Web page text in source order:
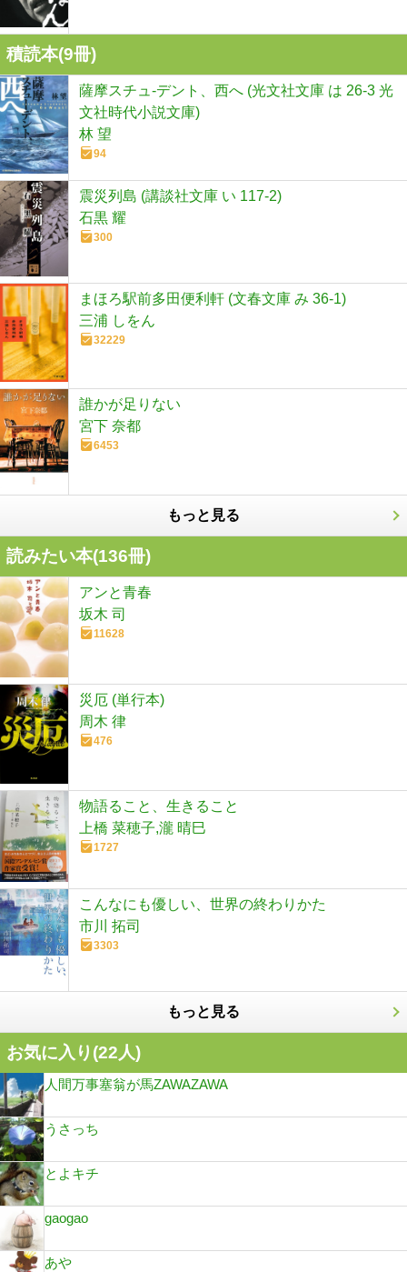
積読本(9冊)
薩摩スチュ-デント、西へ (光文社文庫 は 26-3 光
文社時代小説文庫)
林 望
94
震災列島 (講談社文庫 い 117-2)
石黒 耀
300
まほろ駅前多田便利軒 (文春文庫 み 36-1)
三浦 しをん
32229
誰かが足りない
宮下 奈都
6453
もっと見る
読みたい本(136冊)
アンと青春
坂木 司
11628
災厄 (単行本)
周木 律
476
物語ること、生きること
上橋 菜穂子,瀧 晴巳
1727
こんなにも優しい、世界の終わりかた
市川 拓司
3303
もっと見る
お気に入り(22人)
人間万事塞翁が馬ZAWAZAWA
うさっち
とよキチ
gaogao
あや